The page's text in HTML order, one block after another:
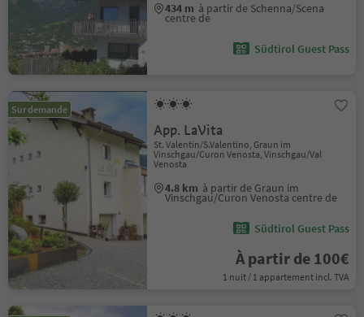
434 m à partir de Schenna/Scena
centre de
Südtirol Guest Pass
Sur demande
App. LaVita
St. Valentin/S.Valentino, Graun im
Vinschgau/Curon Venosta, Vinschgau/Val
Venosta
4.8 km à partir de Graun im
Vinschgau/Curon Venosta centre de
Südtirol Guest Pass
À partir de 100€
1 nuit / 1 appartement incl. TVA